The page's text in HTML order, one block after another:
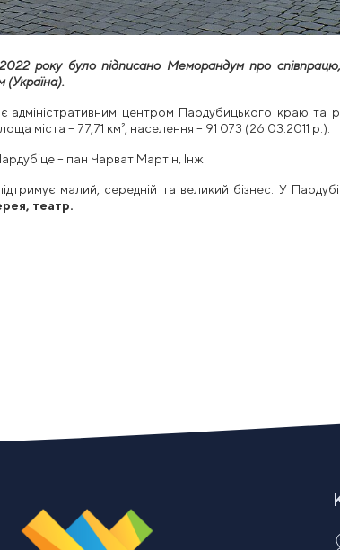
року було підписано Меморандум про
є адміністративним центром Пардубицького краю та
міста – 77,71 км², населення – 91 073 (26.03.2011 р.).
– пан Чарват Мартін, Інж.
малий, середній та великий бізнес. У
театр.